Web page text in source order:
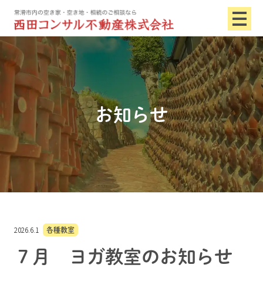
お知らせ
2026.6.1 各種教室
７月 ヨガ教室のお知らせ